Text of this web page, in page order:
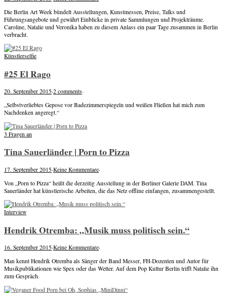
Die Berlin Art Week bündelt Ausstellungen, Kunstmessen, Preise, Talks und
Führungsangebote und gewährt Einblicke in private Sammlungen und Projekträume.
Caroline, Natalie und Veronika haben zu diesem Anlass ein paar Tage zusammen in Berlin
verbracht.
Künstlerselfie
#25 El Rago
20. September 2015·2 comments·
„Selbstverliebtes Gepose vor Badezimmerspiegeln und weißen Fließen hat mich zum
Nachdenken angeregt.“
3 Fragen an
Tina Sauerländer | Porn to Pizza
17. September 2015·Keine Kommentare·
Von „Porn to Pizza“ heißt die derzeitig Ausstellung in der Berliner Galerie DAM. Tina
Sauerländer hat künstlerische Arbeiten, die das Netz offline einfangen, zusammengestellt.
Interview
Hendrik Otremba: „Musik muss politisch sein.“
16. September 2015·Keine Kommentare·
Man kennt Hendrik Otremba als Sänger der Band Messer, FH-Dozenten und Autor für
Musikpublikationen wie Spex oder das Wetter. Auf dem Pop Kultur Berlin trifft Natalie ihn
zum Gespräch.